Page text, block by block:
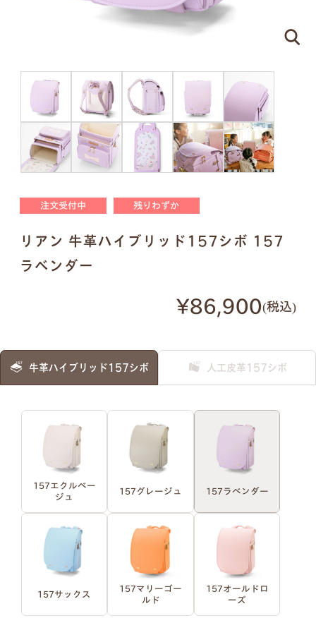
注文受付中 残りわずか
リアン 牛革ハイブリッド157シボ 157
ラベンダー
¥86,900 税込
牛革ハイブリッド157シボ 人工皮革157シボ
157エクルベー
ジュ
157グレージュ 157ラベンダー
157サックス
157マリーゴー
ルド
157オールドロ
ーズ
書体は下記の明朝体と筆記体の2種類からお選び
明朝体 筆記体
明朝体 筆記体
違いないかご確認ください。
●様々なパターンで印字が可能です。下記は入力例
例2）苗字を略称 明朝体
例3）下の名前のみ 明朝体 例4）フルネーム 筆記体
例5）苗字を略称 筆記体 例6）下の名前のみ 筆記体
例3）下の名前のみ 明朝体 例4）フルネーム 筆記体
例5）苗字を略称 筆記体 例6）下の名前のみ 筆記体